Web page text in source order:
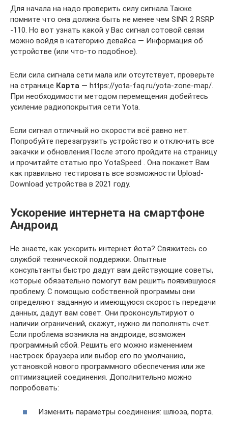
Для начала на надо проверить силу сигнала.Также
помните что она должна быть не менее чем SINR 2 RSRP
-110. Но вот узнать какой у Вас сигнал сотовой связи
можно войдя в категорию девайса — Информация об
устройстве (или что-то подобное).
Если сила сигнала сети мала или отсутствует, проверьте
на странице Карта — https://yota-faq.ru/yota-zone-map/.
При необходимости методом перемещения добейтесь
усиление радиопокрытия сети Yota.
Если сигнал отличный но скорости всё равно нет.
Попробуйте перезагрузить устройство и отключить все
закачки и обновления.После этого пройдите на страницу
и прочитайте статью про YotaSpeed . Она покажет Вам
как правильно тестировать все возможности Upload-
Download устройства в 2021 году.
Ускорение интернета на смартфоне
Андроид
Не знаете, как ускорить интернет йота? Свяжитесь со
службой технической поддержки. Опытные
консультанты быстро дадут вам действующие советы,
которые обязательно помогут вам решить появившуюся
проблему. С помощью собственной программы они
определяют заданную и имеющуюся скорость передачи
данных, дадут вам совет. Они проконсультируют о
наличии ограничений, скажут, нужно ли пополнять счет.
Если проблема возникла на андроиде, возможен
программный сбой. Решить его можно изменением
настроек браузера или выбор его по умолчанию,
установкой нового программного обеспечения или же
оптимизацией соединения. Дополнительно можно
попробовать:
Изменить параметры соединения: шлюза, порта.